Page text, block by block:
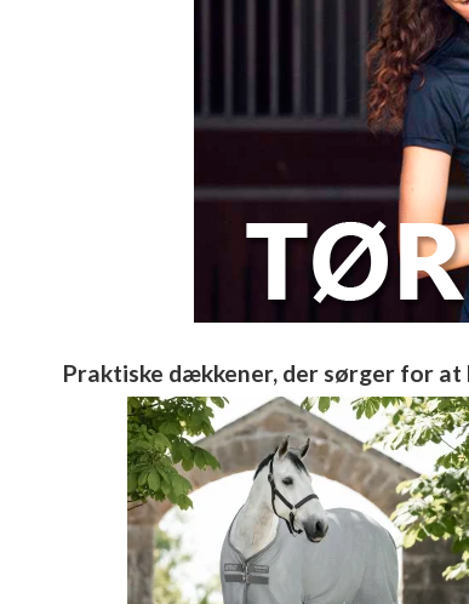
Praktiske dækkener, der sørger for